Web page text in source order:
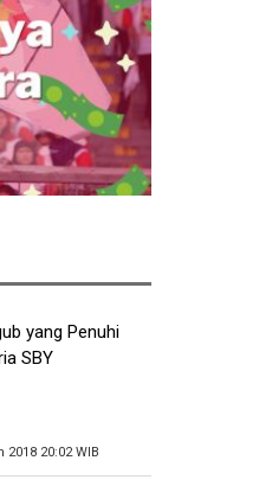
yang Penuhi
SBY
20:02 WIB